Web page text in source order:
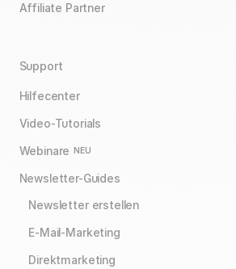
Affiliate Partner
Support
Hilfecenter
Video-Tutorials
Webinare NEU
Newsletter-Guides
Newsletter erstellen
E-Mail-Marketing
Direktmarketing